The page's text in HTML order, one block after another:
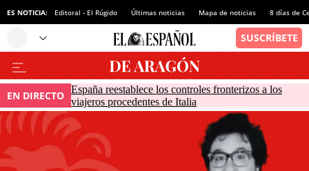
ES NOTICIA: Editoral - El Rúgido Últimas noticias Mapa de noticias 8 días de
EN DIRECTO España reestablece los controles fronterizos a los
viajeros procedentes de Italia